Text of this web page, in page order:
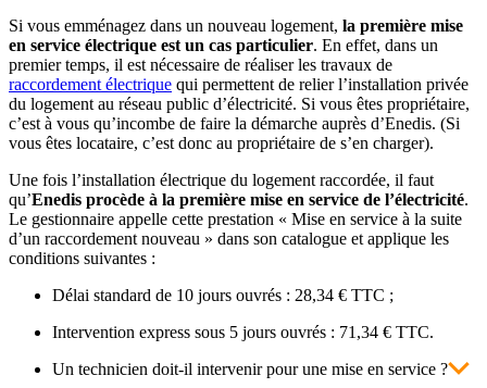
Si vous emménagez dans un nouveau logement, la première mise
en service électrique est un cas particulier. En effet, dans un
premier temps, il est nécessaire de réaliser les travaux de
raccordement électrique qui permettent de relier l’installation privée
du logement au réseau public d’électricité. Si vous êtes propriétaire,
c’est à vous qu’incombe de faire la démarche auprès d’Enedis. (Si
vous êtes locataire, c’est donc au propriétaire de s’en charger).
Une fois l’installation électrique du logement raccordée, il faut
qu’Enedis procède à la première mise en service de l’électricité.
Le gestionnaire appelle cette prestation « Mise en service à la suite
d’un raccordement nouveau » dans son catalogue et applique les
conditions suivantes :
Délai standard de 10 jours ouvrés : 28,34 € TTC ;
Intervention express sous 5 jours ouvrés : 71,34 € TTC.
Un technicien doit-il intervenir pour une mise en service ?